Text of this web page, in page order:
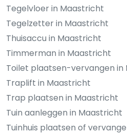
Tegelvloer in Maastricht
Tegelzetter in Maastricht
Thuisaccu in Maastricht
Timmerman in Maastricht
Toilet plaatsen-vervangen in
Traplift in Maastricht
Trap plaatsen in Maastricht
Tuin aanleggen in Maastricht
Tuinhuis plaatsen of